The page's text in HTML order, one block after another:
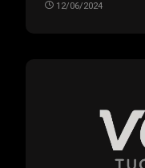
12/06/2024